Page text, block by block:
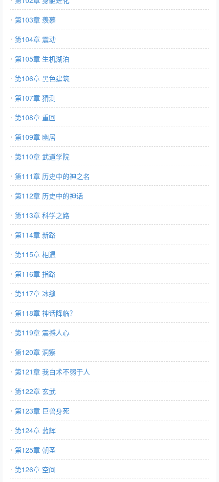
第103章 羡慕
第104章 震动
第105章 生机湖泊
第106章 黑色建筑
第107章 猜测
第108章 重回
第109章 幽居
第110章 武道学院
第111章 历史中的神之名
第112章 历史中的神话
第113章 科学之路
第114章 新路
第115章 相遇
第116章 指路
第117章 冰缝
第118章 神话降临？
第119章 震撼人心
第120章 洞察
第121章 我白术不弱于人
第122章 玄武
第123章 巨兽身死
第124章 蓝辉
第125章 朝圣
第126章 空间